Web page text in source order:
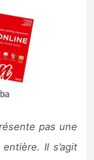
pas une
Il s’agit